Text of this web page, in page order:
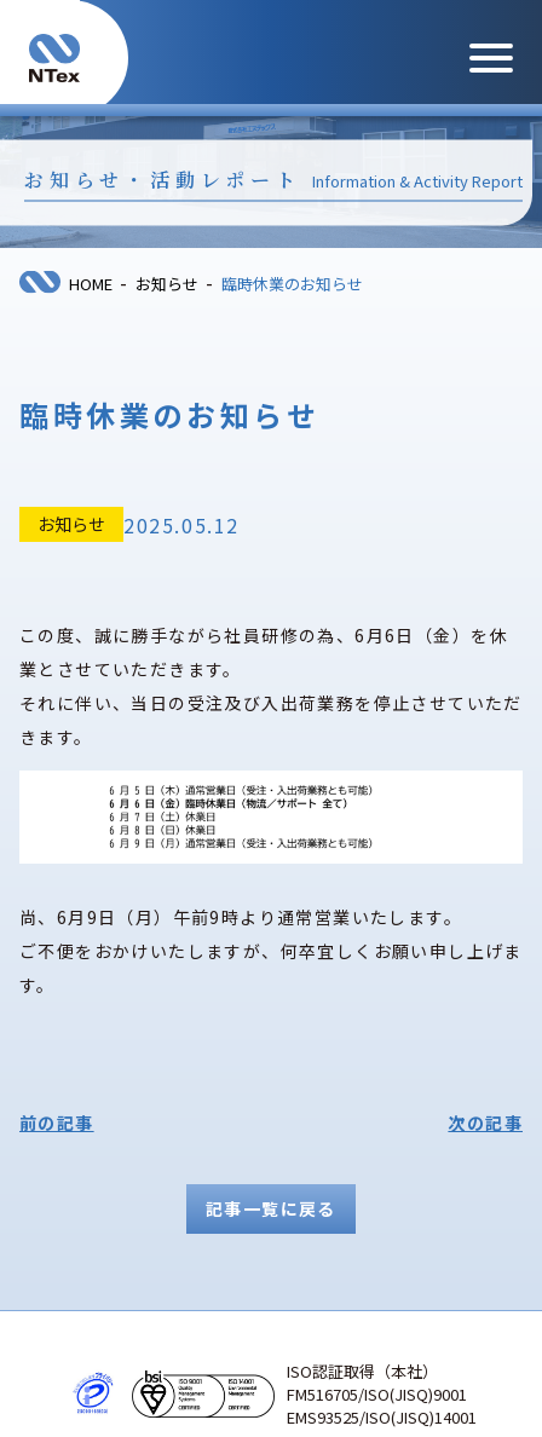
メニュ
お知らせ・活動レポート Information & Activity Report
HOME - お知らせ - 臨時休業のお知らせ
臨時休業のお知らせ
お知らせ 2025.05.12
この度、誠に勝手ながら社員研修の為、6月6日（金）を休
業とさせていただきます。
それに伴い、当日の受注及び入出荷業務を停止させていただ
きます。
尚、6月9日（月）午前9時より通常営業いたします。
ご不便をおかけいたしますが、何卒宜しくお願い申し上げま
す。
前の記事 次の記事
記事一覧に戻る
ISO認証取得（本社）
FM516705/ISO(JISQ)9001
EMS93525/ISO(JISQ)14001